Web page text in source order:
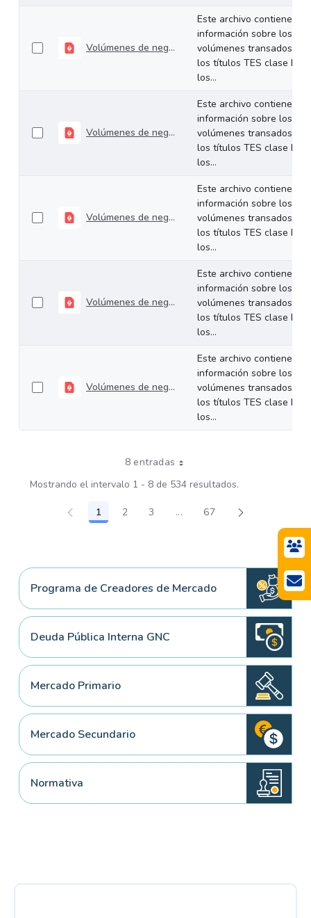
Volúmenes de negociación del 06 al 10 de julio de 2026
Este archivo contiene
información sobre los
volúmenes transados de
los títulos TES clase B en
los...
Volúmenes de negociación del 30 de junio al 03 de julio de 2026
Este archivo contiene
información sobre los
volúmenes transados de
los títulos TES clase B en
los...
Volúmenes de negociación del 22 al 26 de junio de 2026
Este archivo contiene
información sobre los
volúmenes transados de
los títulos TES clase B en
los...
Volúmenes de negociación del 16 al 19 de junio de 2026
Este archivo contiene
información sobre los
volúmenes transados de
los títulos TES clase B en
los...
Volúmenes de negociación del 09 al 12 de junio de 2026
Este archivo contiene
información sobre los
volúmenes transados de
los títulos TES clase B en
los...
8 entradas
Mostrando el intervalo 1 - 8 de 534 resultados.
Página
1 Página
2 Página
3 ...Páginas intermedias Use
Página
67
Programa de Creadores de Mercado
Deuda Pública Interna GNC
Mercado Primario
Mercado Secundario
Normativa